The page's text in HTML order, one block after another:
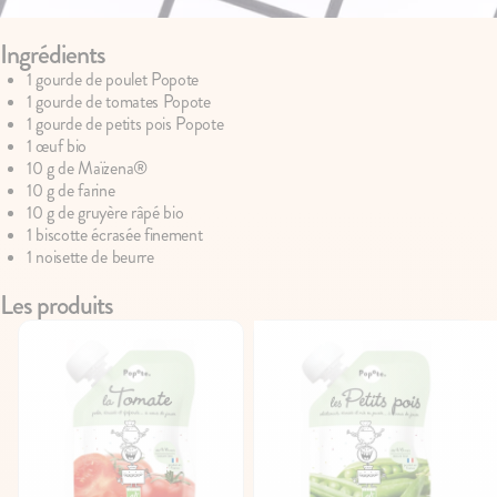
4.7 75 avis
Le Brassé Vanille
2,10€
+10 +5
Ingrédients
1 gourde de poulet Popote
1 gourde de tomates Popote
1 gourde de petits pois Popote
1 œuf bio
10 g de Maïzena®
10 g de farine
10 g de gruyère râpé bio
1 biscotte écrasée finement
1 noisette de beurre
Les produits